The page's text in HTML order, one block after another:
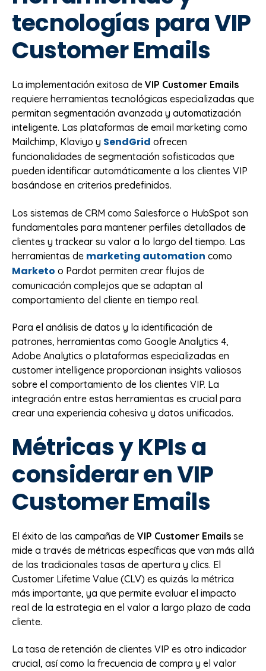
tecnologías para VIP
Customer Emails
La implementación exitosa de VIP Customer Emails
requiere herramientas tecnológicas especializadas que
permitan segmentación avanzada y automatización
inteligente. Las plataformas de email marketing como
Mailchimp, Klaviyo y SendGrid ofrecen
funcionalidades de segmentación sofisticadas que
pueden identificar automáticamente a los clientes VIP
basándose en criterios predefinidos.
Los sistemas de CRM como Salesforce o HubSpot son
fundamentales para mantener perfiles detallados de
clientes y trackear su valor a lo largo del tiempo. Las
herramientas de marketing automation como
Marketo o Pardot permiten crear flujos de
comunicación complejos que se adaptan al
comportamiento del cliente en tiempo real.
Para el análisis de datos y la identificación de
patrones, herramientas como Google Analytics 4,
Adobe Analytics o plataformas especializadas en
customer intelligence proporcionan insights valiosos
sobre el comportamiento de los clientes VIP. La
integración entre estas herramientas es crucial para
crear una experiencia cohesiva y datos unificados.
Métricas y KPIs a
considerar en VIP
Customer Emails
El éxito de las campañas de VIP Customer Emails se
mide a través de métricas específicas que van más allá
de las tradicionales tasas de apertura y clics. El
Customer Lifetime Value (CLV) es quizás la métrica
más importante, ya que permite evaluar el impacto
real de la estrategia en el valor a largo plazo de cada
cliente.
La tasa de retención de clientes VIP es otro indicador
crucial, así como la frecuencia de compra y el valor